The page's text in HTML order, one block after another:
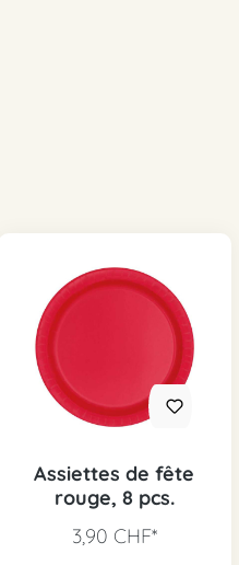
Assiettes de fête
rouge, 8 pcs.
3,90 CHF*